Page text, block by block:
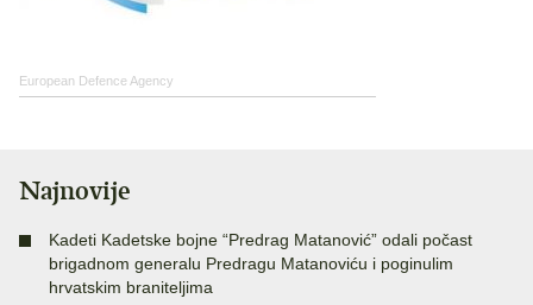
European Defence Agency
Najnovije
Kadeti Kadetske bojne “Predrag Matanović” odali počast
brigadnom generalu Predragu Matanoviću i poginulim
hrvatskim braniteljima